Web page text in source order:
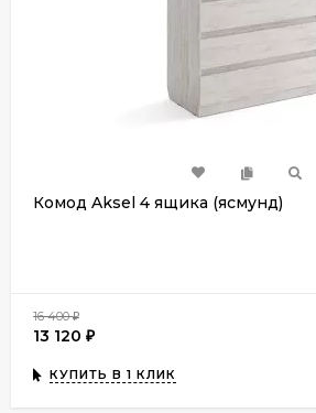
Комод Aksel 4 ящика (ясмунд)
16 400₽
13 120 ₽
КУПИТЬ В 1 КЛИК